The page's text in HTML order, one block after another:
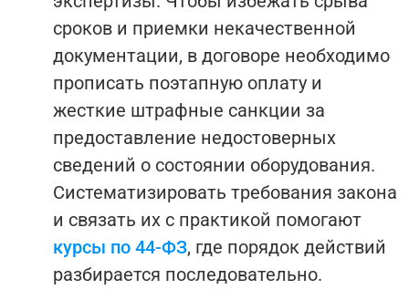
сроков и приемки некачественной
документации, в договоре необходимо
прописать поэтапную оплату и
жесткие штрафные санкции за
предоставление недостоверных
сведений о состоянии оборудования.
Систематизировать требования закона
и связать их с практикой помогают
курсы по 44-ФЗ, где порядок действий
разбирается последовательно.